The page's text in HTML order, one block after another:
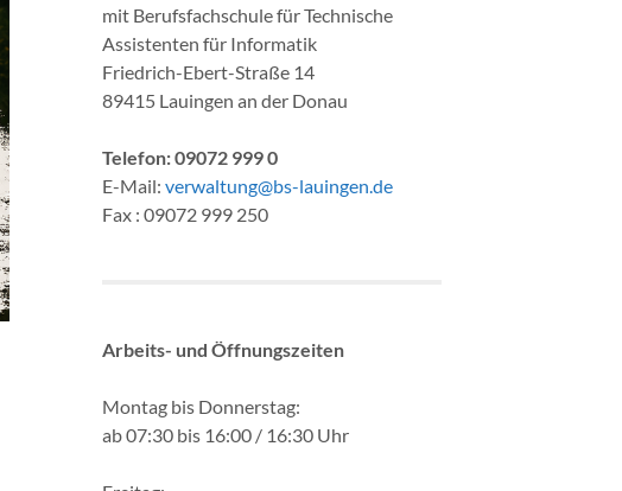
mit Berufsfachschule für Technische
Assistenten für Informatik
Friedrich-Ebert-Straße 14
89415 Lauingen an der Donau
Telefon: 09072 999 0
E-Mail: verwaltung@bs-lauingen.de
Fax : 09072 999 250
Arbeits- und Öffnungszeiten
Montag bis Donnerstag:
ab 07:30 bis 16:00 / 16:30 Uhr